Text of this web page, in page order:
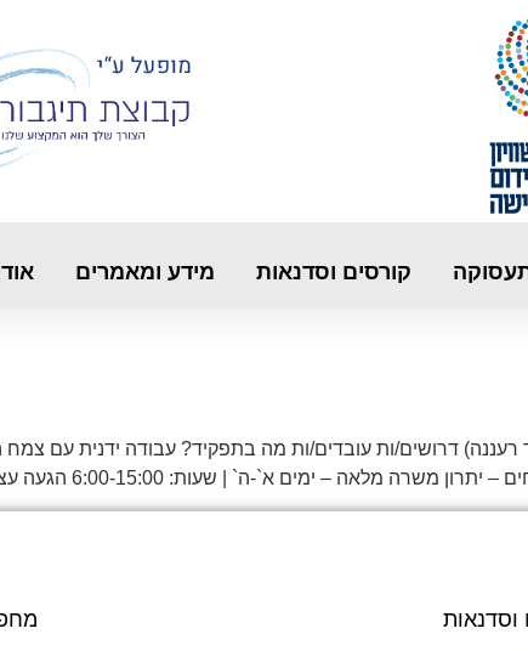
קורסים וסדנאות מידע ומאמרים
רעננה) דרושים/ות עובדים/ות מה בתפקיד? עבודה ידנית עם
6:00-15:00 הגעה עצמאית לגבעת ח`ן סביבת עבודה נעימה! שכר – 42 ש`ח לשעה
וסדנאות